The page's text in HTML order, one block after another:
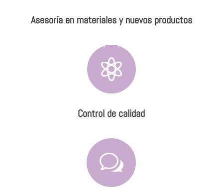
Asesoría en materiales y nuevos productos

Control de calidad
w